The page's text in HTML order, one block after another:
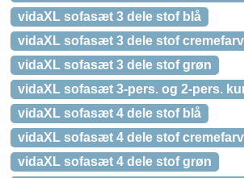
vidaXL sofasæt 3 dele stof blå
vidaXL sofasæt 3 dele stof
vidaXL sofasæt 3 dele stof grøn
vidaXL sofasæt 3-pers. og 2-pers.
vidaXL sofasæt 4 dele stof blå
vidaXL sofasæt 4 dele stof
vidaXL sofasæt 4 dele stof grøn